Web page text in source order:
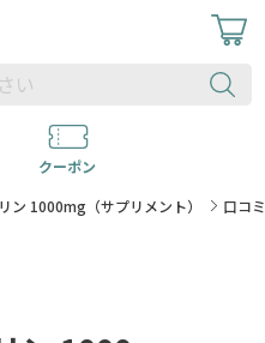
クーポン
ン 1000mg（サプリメント） 口コ